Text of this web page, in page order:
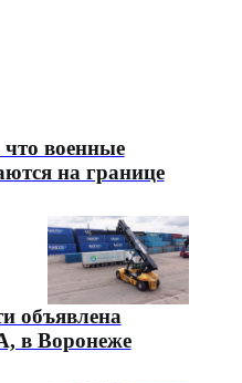
военные
на границе
объявлена
в Воронеже